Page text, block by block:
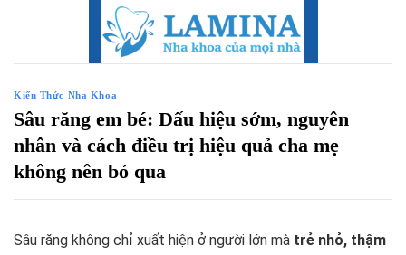
Kiến Thức Nha Khoa
Sâu răng em bé: Dấu hiệu sớm, nguyên
nhân và cách điều trị hiệu quả cha mẹ
không nên bỏ qua
Sâu răng không chỉ xuất hiện ở người lớn mà trẻ nhỏ, thậm